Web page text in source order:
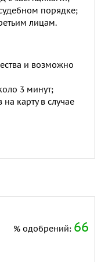
порядке;
лицам.
и возможно
3 минут;
карту в случае
% одобрений: 66